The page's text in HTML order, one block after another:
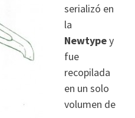
serializó en
la
Newtypey
fue
recopilada
en un solo
volumen de